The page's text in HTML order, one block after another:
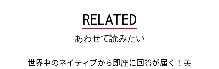
RELATED
あわせて読みたい
世界中のネイティブから即座に回答が届く！英